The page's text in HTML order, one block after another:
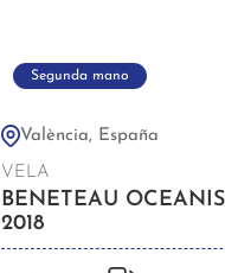
Segunda mano
València, España
VELA
BENETEAU
2018